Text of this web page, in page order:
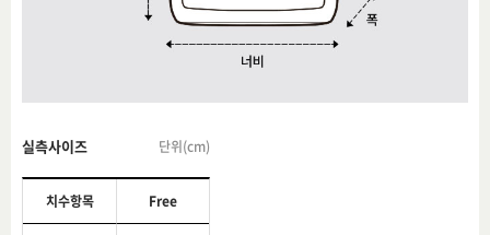
실측사이즈 단위(cm)
치수항목 Free